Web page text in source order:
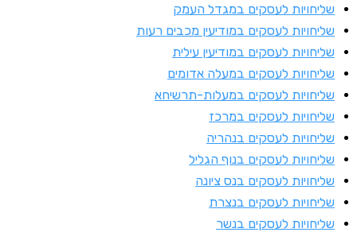
לעסקים במגדל העמק
לעסקים במודיעין מכבים רעות
לעסקים במודיעין עילית
לעסקים במעלה אדומים
לעסקים במעלות-תרשיחא
לעסקים במרכז
לעסקים בנהריה
לעסקים בנוף הגליל
לעסקים בנס ציונה
לעסקים בנצרת
לעסקים בנשר